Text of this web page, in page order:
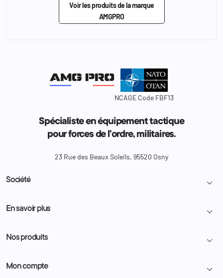
Voir les produits de la marque
AMGPRO
NCAGE Code FBF13
Spécialiste en équipement tactique
pour forces de l'ordre, militaires.
23 Rue des Beaux Soleils, 95520 Osny
Société 
Livraison et retour colis
Demande de devis
Nous contacter
En savoir plus 
Programme Fidélité
Administration
Nos produits 
Police Municipale | ASVP
Mon compte 